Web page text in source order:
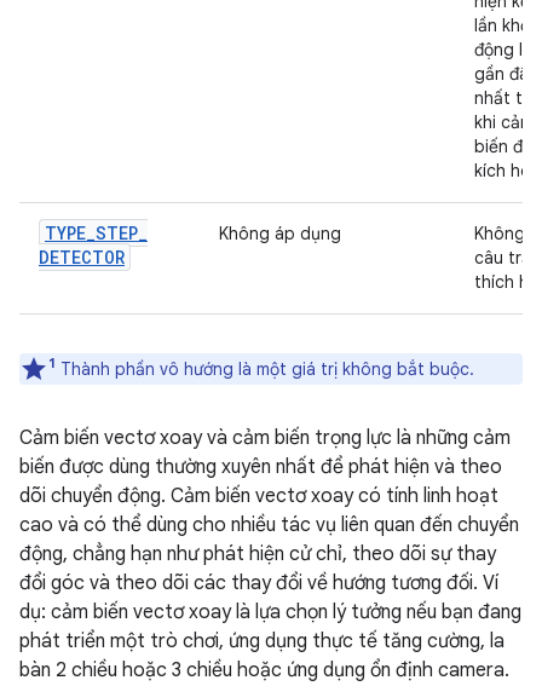
lần khởi
động lại
gần đây
nhất
khi cảm
biến
kích
TYPE_STEP_
DETECTOR
Không áp dụng
Không
câu trả
thích
1 Thành phần vô hướng là một giá trị không bắt buộc.
Cảm biến vectơ xoay và cảm biến trọng lực là những cảm
biến được dùng thường xuyên nhất để phát hiện và theo
dõi chuyển động. Cảm biến vectơ xoay có tính linh hoạt
cao và có thể dùng cho nhiều tác vụ liên quan đến chuyển
động, chẳng hạn như phát hiện cử chỉ, theo dõi sự thay
đổi góc và theo dõi các thay đổi về hướng tương đối. Ví
dụ: cảm biến vectơ xoay là lựa chọn lý tưởng nếu bạn đang
phát triển một trò chơi, ứng dụng thực tế tăng cường, la
bàn 2 chiều hoặc 3 chiều hoặc ứng dụng ổn định camera.